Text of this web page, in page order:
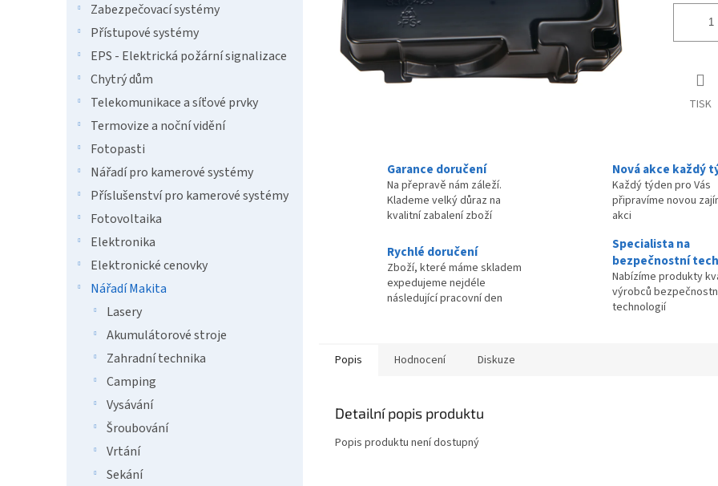
Zabezpečovací systémy
Přístupové systémy
EPS - Elektrická požární signalizace
Chytrý dům
Telekomunikace a síťové prvky
Termovize a noční vidění
Fotopasti
Nářadí pro kamerové systémy
Příslušenství pro kamerové systémy
Fotovoltaika
Elektronika
Elektronické cenovky
Nářadí Makita
Lasery
Akumulátorové stroje
Zahradní technika
Camping
Vysávání
Šroubování
Vrtání
Sekání
TISK
Garance doručení
Na přepravě nám záleží.
Klademe velký důraz na
kvalitní zabalení zboží
Nová akce každý
Každý týden pro Vás
připravíme novou
akci
Rychlé doručení
Zboží, které máme skladem
expedujeme nejdéle
následující pracovní den
Specialista na
bezpečnostní
Nabízíme produkty
výrobců
technologií
Popis Hodnocení Diskuze
Detailní popis produktu
Popis produktu není dostupný